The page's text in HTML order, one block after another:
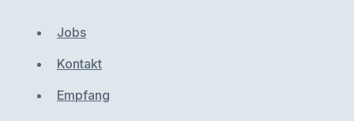
Jobs
Kontakt
Empfang